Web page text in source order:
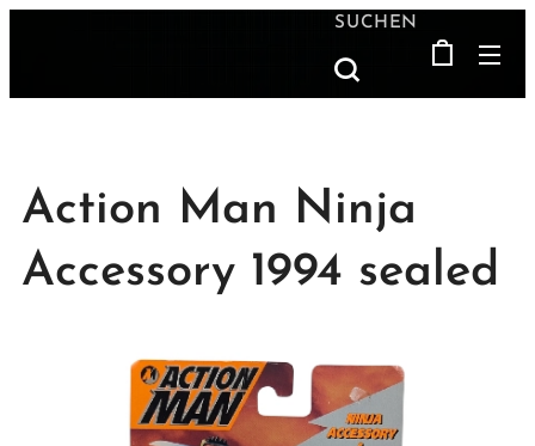
SUCHEN
Action Man Ninja
Accessory 1994 sealed